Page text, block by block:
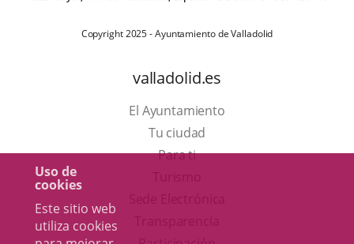
Uso de
cookies
Este sitio web
utiliza cookies
Copyright 2025 - Ayuntamiento de Valladolid
valladolid.es
El Ayuntamiento
Tu ciudad
Para ti